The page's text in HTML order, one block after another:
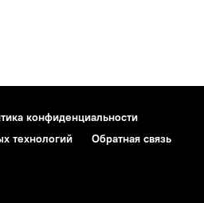
конфиденциальности
технологий Обратная связь